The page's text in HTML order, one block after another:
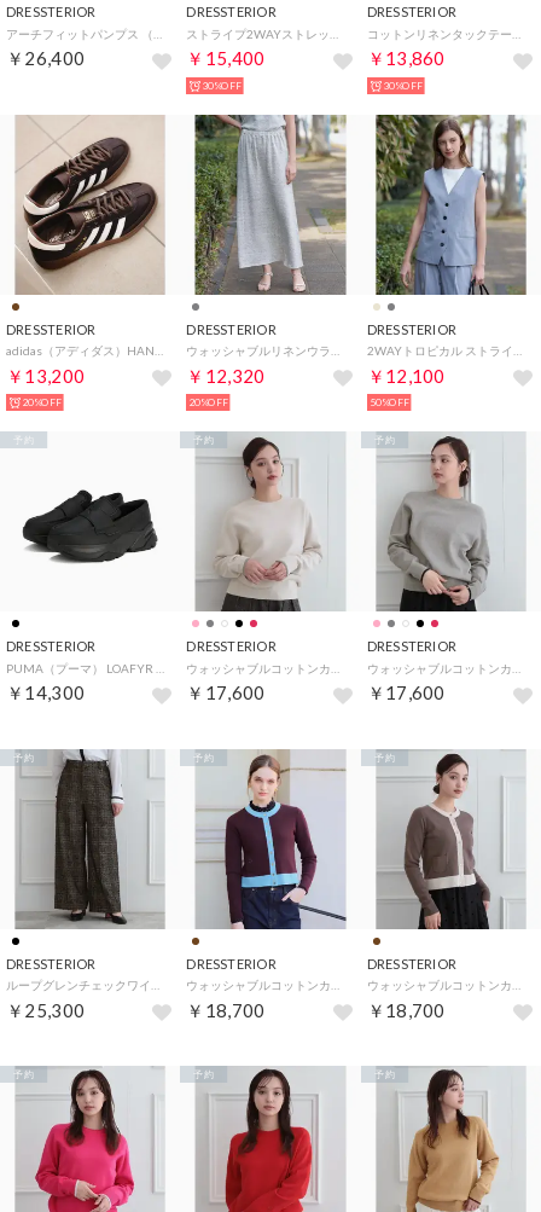
DRESSTERIOR
￥26,400
DRESSTERIOR
￥15,400
30%OFF
DRESSTERIOR
￥13,860
30%OFF
DRESSTERIOR
￥13,200
20%OFF
DRESSTERIOR
￥12,320
20%OFF
DRESSTERIOR
￥12,100
50%OFF
DRESSTERIOR
￥14,300
予約
DRESSTERIOR
￥17,600
予約
DRESSTERIOR
￥17,600
予約
DRESSTERIOR
￥25,300
予約
DRESSTERIOR
￥18,700
予約
DRESSTERIOR
￥18,700
予約
予約 予約 予約